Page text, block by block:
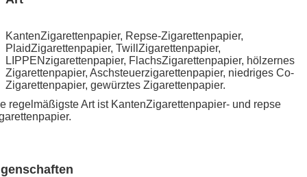
KantenZigarettenpapier, Repse-Zigarettenpapier,
PlaidZigarettenpapier, TwillZigarettenpapier,
LIPPENzigarettenpapier, FlachsZigarettenpapier, hölzernes
Zigarettenpapier, Aschsteuerzigarettenpapier, niedriges Co-
Zigarettenpapier, gewürztes Zigarettenpapier.
regelmäßigste Art ist KantenZigarettenpapier- und repse